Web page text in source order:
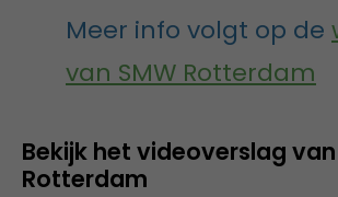
Meer info volgt op de
van SMW Rotterdam
Bekijk het videoverslag van
Rotterdam